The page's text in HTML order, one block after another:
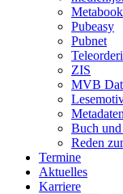
Pubeasy
Pubnet
ZIS
MVB
Buch
Reden
Termine
Aktuelles
Karriere